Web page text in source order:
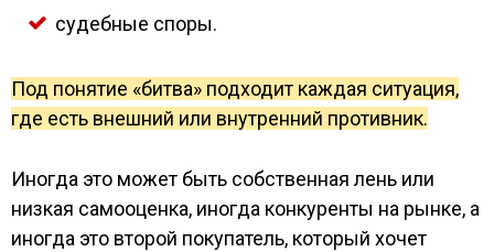
судебные споры.
Под понятие «битва» подходит каждая ситуация,
где есть внешний или внутренний противник.
Иногда это может быть собственная лень или
низкая самооценка, иногда конкуренты на рынке, а
иногда это второй покупатель, который хочет